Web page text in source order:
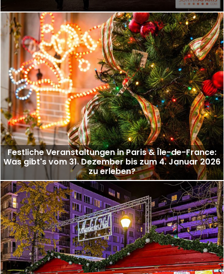
Festliche Veranstaltungen in Paris & Île-de-France:
Was gibt's vom 31. Dezember bis zum 4. Januar 2026
zu erleben?